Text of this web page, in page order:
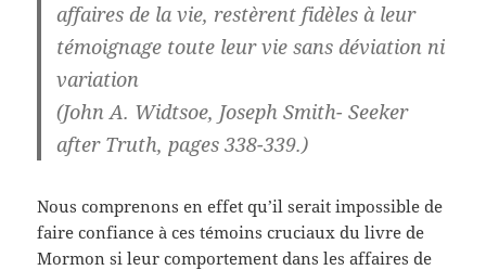
affaires de la vie, restèrent fidèles à leur
témoignage toute leur vie sans déviation ni
variation
(John A. Widtsoe, Joseph Smith- Seeker
after Truth, pages 338-339.)
Nous comprenons en effet qu’il serait impossible de
faire confiance à ces témoins cruciaux du livre de
Mormon si leur comportement dans les affaires de